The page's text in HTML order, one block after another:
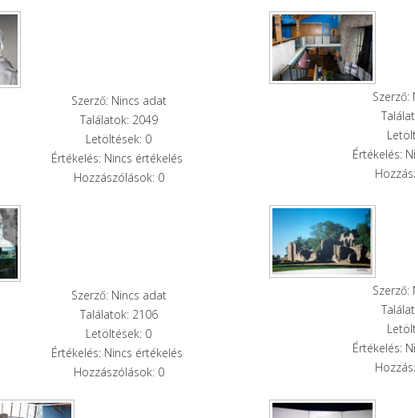
Szerző: Nincs adat
Találatok: 2049
Letöltések: 0
Értékelés: Nincs értékelés
Hozzászólások: 0
Szerző:
Értékelés:
Szerző: Nincs adat
Találatok: 2106
Letöltések: 0
Értékelés: Nincs értékelés
Hozzászólások: 0
Szerző:
Értékelés: